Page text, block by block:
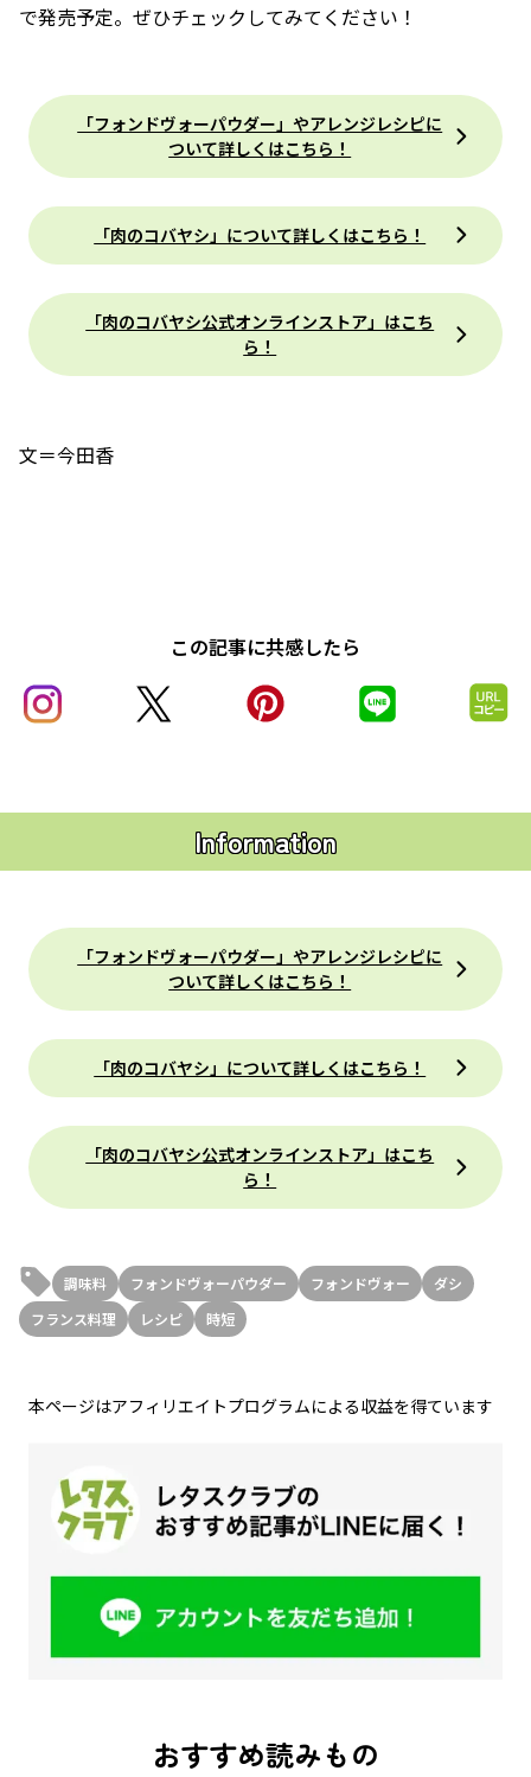
で発売予定。ぜひチェックしてみてください！
「フォンドヴォーパウダー」やアレンジレシピに
ついて詳しくはこちら！
「肉のコバヤシ」について詳しくはこちら！
「肉のコバヤシ公式オンラインストア」はこち
ら！
文＝今田香
この記事に共感したら
Information
「フォンドヴォーパウダー」やアレンジレシピに
ついて詳しくはこちら！
「肉のコバヤシ」について詳しくはこちら！
「肉のコバヤシ公式オンラインストア」はこち
ら！
調味料 フォンドヴォーパウダー フォンドヴォー
ダシ
フランス料理
レシピ 時短
本ページはアフィリエイトプログラムによる収益を得ています
おすすめ読みもの